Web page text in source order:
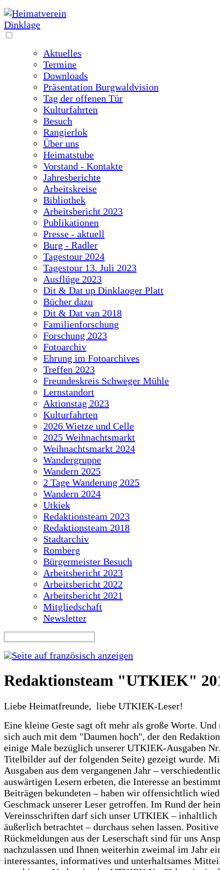
Aktuelles
Termine
Downloads
Präsentation Burgwaldvision
Tag der offenen Tür
Kulturfahrten
Besuch
Rangierlok
Über uns
Heimatstube
Vorstand - Kontakte
Jahresberichte
Arbeitskreise
Bibliothek
Arbeitsbericht 2023
Publikationen
Presse - aktuell
Burg - Radler
Tagestour 2024
Tagestour 13. Juli 2023
Ausflüge 2023
Dit & Dat up Dinklaoger Platt
Bücher dazu
Dit & Dat van 2018
Familienforschung
Forschung 2023
Fotoarchiv
Ehrung im Fotoarchives
Treffen 2023
Freundeskreis Schweger Mühle
Lernstandort
Aktionstag 2023
Kulturfahrten
2026 Wietze und Celle
2025 Weihnachtsmarkt
Weihnachtsmarkt 2024
Wandergruppe
Wandern 2025
2 Tage Wanderung 2025
Wandern 2024
Utkiek
Redaktionsteam 2023
Redaktionsteam 2018
Stadtarchiv
Romberg
Bürgermeister Besuch
Arbeitsbericht 2023
Arbeitsbericht 2022
Arbeitsbericht 2021
Mitgliedschaft
Newsletter
Seite auf französisch anzeigen
Redaktionsteam "UTKIEK"
Liebe Heimatfreunde, liebe UTKIEK-Leser!
Eine kleine Geste sagt oft mehr als große Worte. Und
sich auch mit dem "Daumen hoch", der den
einige Male bezüglich unserer UTKIEK-Ausgaben
Titelbilder auf der folgenden Seite) gezeigt wurde.
Ausgaben aus dem vergangenen Jahr –
auswärtigen Lesern erbeten, die Interesse an
Beiträgen bekundeten – haben wir offensichtlich
Geschmack unserer Leser getroffen. Im Rund der
Vereinsschriften darf sich unser UTKIEK – inhaltlich
äußerlich betrachtet – durchaus sehen lassen. Positive
Rückmeldungen aus der Leserschaft sind für uns
nachzulassen und Ihnen weiterhin zweimal im Jahr
interessantes, informatives und unterhaltsames